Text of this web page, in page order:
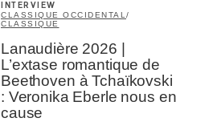
INTERVIEW
CLASSIQUE OCCIDENTAL /
CLASSIQUE
Lanaudière 2026 |
L’extase romantique de
Beethoven à Tchaïkovski
: Veronika Eberle nous en
cause